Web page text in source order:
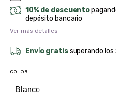
10% de descuento
depósito bancario
Ver más detalles
Envío gratissuperando los
COLOR